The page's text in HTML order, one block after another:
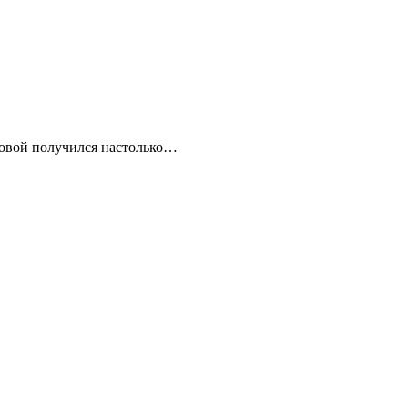
получился настолько…